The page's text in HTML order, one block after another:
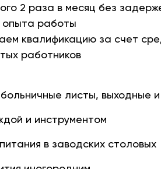
2 раза в месяц без
опыта работы
квалификацию за счет
работников
листы, выходные
и инструментом
в заводских столовых